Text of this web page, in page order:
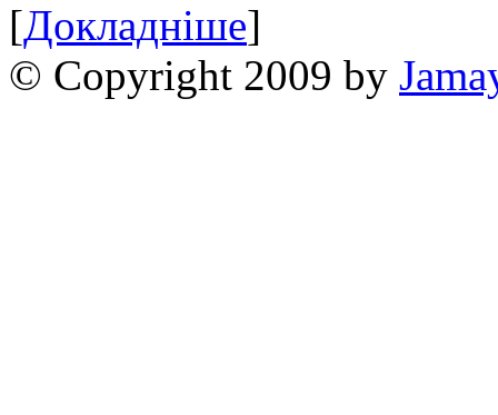
[Докладніше]
© Copyright 2009 by